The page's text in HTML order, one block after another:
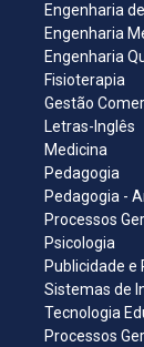
Engenharia
Engenharia
Engenharia
Fisioterapia
Gestão
Letras-Inglês
Medicina
Pedagogia
Pedagogia -
Processos
Psicologia
Publicidade e
Sistemas de
Tecnologia
Processos